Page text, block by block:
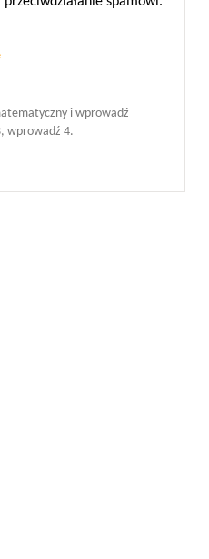
i wprowadź
wprowadź 4.